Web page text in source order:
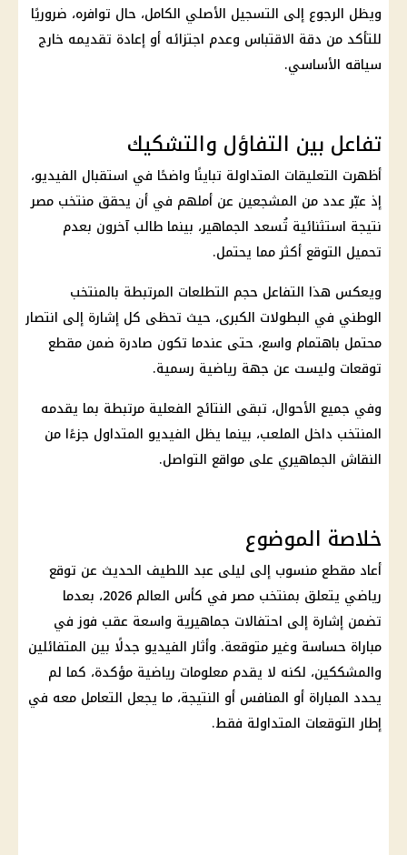
ويظل الرجوع إلى التسجيل الأصلي الكامل، حال توافره، ضروريًا
للتأكد من دقة الاقتباس وعدم اجتزائه أو إعادة تقديمه خارج
سياقه الأساسي.
تفاعل بين التفاؤل والتشكيك
أظهرت التعليقات المتداولة تباينًا واضحًا في استقبال الفيديو،
إذ عبّر عدد من المشجعين عن أملهم في أن يحقق منتخب مصر
نتيجة استثنائية تُسعد الجماهير، بينما طالب آخرون بعدم
تحميل التوقع أكثر مما يحتمل.
ويعكس هذا التفاعل حجم التطلعات المرتبطة بالمنتخب
الوطني في البطولات الكبرى، حيث تحظى كل إشارة إلى انتصار
محتمل باهتمام واسع، حتى عندما تكون صادرة ضمن مقطع
توقعات وليست عن جهة رياضية رسمية.
وفي جميع الأحوال، تبقى النتائج الفعلية مرتبطة بما يقدمه
المنتخب داخل الملعب، بينما يظل الفيديو المتداول جزءًا من
النقاش الجماهيري على مواقع التواصل.
خلاصة الموضوع
أعاد مقطع منسوب إلى ليلى عبد اللطيف الحديث عن توقع
رياضي يتعلق بمنتخب مصر في كأس العالم 2026
، بعدما
تضمن إشارة إلى احتفالات جماهيرية واسعة عقب فوز في
مباراة حساسة وغير متوقعة. وأثار الفيديو جدلًا بين المتفائلين
والمشككين، لكنه لا يقدم معلومات رياضية مؤكدة، كما لم
يحدد المباراة أو المنافس أو النتيجة، ما يجعل التعامل معه في
إطار التوقعات المتداولة فقط.